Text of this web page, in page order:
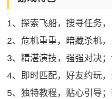
1、探索飞船，搜寻任务，
2、危机重重，暗藏杀机，
3、精湛演技，强强对决；
4、即时匹配，好友约玩，
5、独特教程，贴心引导；